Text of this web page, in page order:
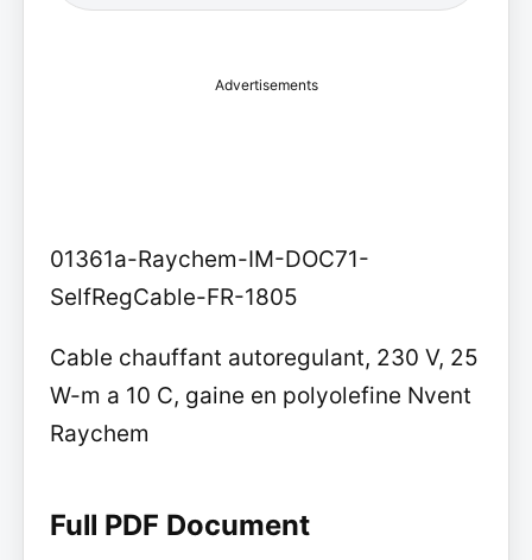
Advertisements
01361a-Raychem-IM-DOC71-
SelfRegCable-FR-1805
Cable chauffant autoregulant, 230 V, 25
W-m a 10 C, gaine en polyolefine Nvent
Raychem
Full PDF Document